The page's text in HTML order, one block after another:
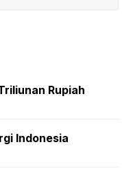
Rupiah
Indonesia